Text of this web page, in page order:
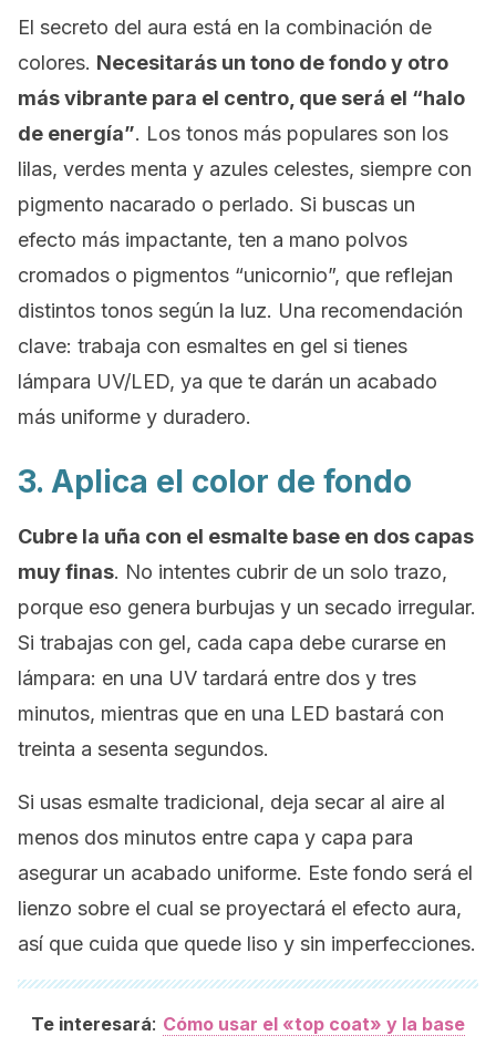
El secreto del aura está en la combinación de
colores. Necesitarás un tono de fondo y otro
más vibrante para el centro, que será el “halo
de energía”. Los tonos más populares son los
lilas, verdes menta y azules celestes, siempre con
pigmento nacarado o perlado. Si buscas un
efecto más impactante, ten a mano polvos
cromados o pigmentos “unicornio”, que reflejan
distintos tonos según la luz. Una recomendación
clave: trabaja con esmaltes en gel si tienes
lámpara UV/LED, ya que te darán un acabado
más uniforme y duradero.
3. Aplica el color de fondo
Cubre la uña con el esmalte base en dos capas
muy finas. No intentes cubrir de un solo trazo,
porque eso genera burbujas y un secado irregular.
Si trabajas con gel, cada capa debe curarse en
lámpara: en una UV tardará entre dos y tres
minutos, mientras que en una LED bastará con
treinta a sesenta segundos.
Si usas esmalte tradicional, deja secar al aire al
menos dos minutos entre capa y capa para
asegurar un acabado uniforme. Este fondo será el
lienzo sobre el cual se proyectará el efecto aura,
así que cuida que quede liso y sin imperfecciones.
Te interesará: Cómo usar el «top coat» y la base